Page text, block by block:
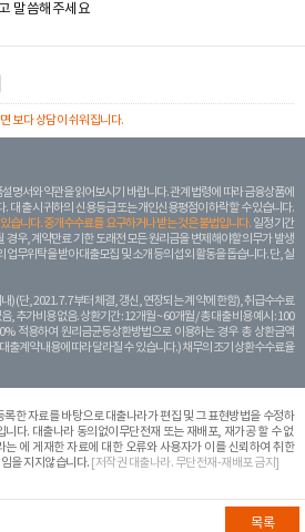
말씀해주세요
보다 상담이 쉬워집니다.
명서와 약관을 읽어보시기 바랍니다. 관계 법령에 따라 금융상품에
대 출 시 귀하의 신용등급 또는 개인신용평점이 하락할 수 있습니다.
습니다. 중개수수료를 요구하거나 받는 것은 불법입니다. 일정 기간
경우, 계약만료 기한 도래전 모든 원리금을 변제해야할 의무가 발생
업무위탁을 받아 대출모집 및 소개 등의 섭외 활동을 돕습니다. 단, 실
) (단, 2021. 7. 7부터 체결, 갱신, 연장되는 계 약에 한함), 취급수수료
, 추가비용 없음. 상환기간 : 12개월 ~ 60개월 / 총 대출 비용 예시 : 100
적용하여 원리금균등상환방법으로 이용하는 경우 총 상환금액
출계약 내용에 따라 달라질 수 있습니다.) 채무의 조기 상환수수료율
록한 자료를 바탕으로 대출나라가 편집 및 그 표현방법을 수정하
니다. 대출나라 동의없이무단전재 또는 재배포, 재가공 할 수 없
는 에 게재한 자료에 대한 오류와 사용자가 이를 신뢰하여 취한
을 지지않습니다. [저작권 대출나라. 무단전재-재배포 금지]
목록